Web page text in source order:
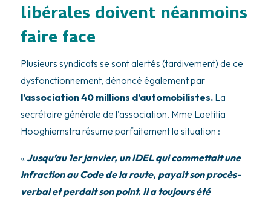
libérales doivent néanmoins
faire face
Plusieurs syndicats se sont alertés (tardivement) de ce
dysfonctionnement, dénoncé également par
l’association 40 millions d’automobilistes.La
secrétaire générale de l’association, Mme Laetitia
Hooghiemstra résume parfaitement la situation :
«Jusqu’au 1er janvier, un IDEL qui commettait une
infraction au Code de la route, payait son procès-
verbal et perdait son point. Il a toujours été